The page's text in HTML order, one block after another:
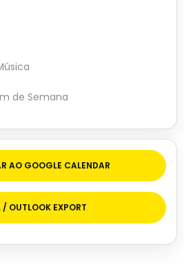
de Semana
AO GOOGLE CALENDAR
/ OUTLOOK EXPORT